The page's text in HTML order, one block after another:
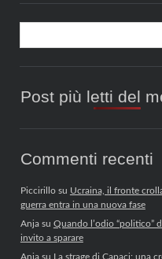
Barra
laterale
Post più letti del
Commenti recenti
Piccirillosu Ucraina, il fronte
guerra entra in una nuova fase
Anjasu Quando l’odio “politico”
invito a sparare
Anjasu La strage di Capaci: una